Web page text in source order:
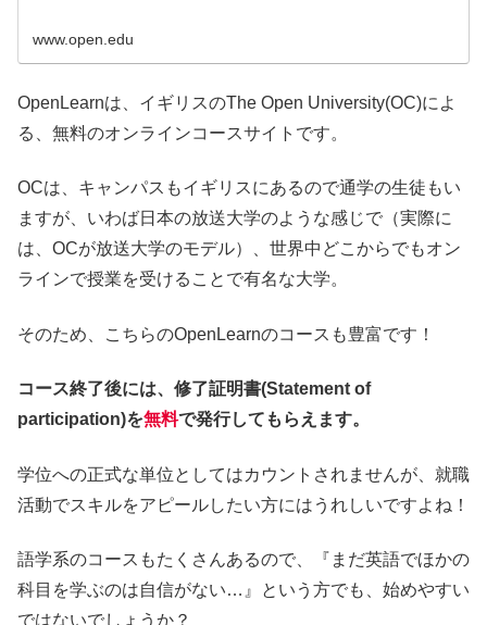
www.open.edu
OpenLearnは、イギリスのThe Open University(OC)によ
る、無料のオンラインコースサイトです。
OCは、キャンパスもイギリスにあるので通学の生徒もい
ますが、いわば日本の放送大学のような感じで（実際に
は、OCが放送大学のモデル）、世界中どこからでもオン
ラインで授業を受けることで有名な大学。
そのため、こちらのOpenLearnのコースも豊富です！
コース終了後には、修了証明書(Statement of
participation)を無料で発行してもらえます。
学位への正式な単位としてはカウントされませんが、就職
活動でスキルをアピールしたい方にはうれしいですよね！
語学系のコースもたくさんあるので、『まだ英語でほかの
科目を学ぶのは自信がない…』という方でも、始めやすい
ではないでしょうか？